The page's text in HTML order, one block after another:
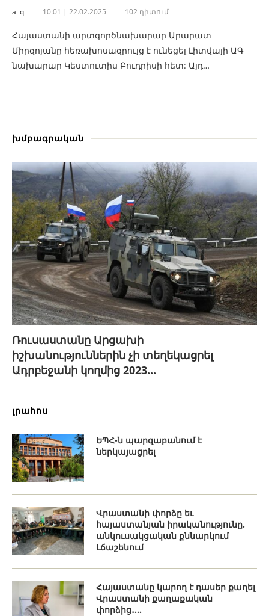
aliq 10:01 | 22.02.2025 102 դիտում
Հայաստանի արտգործնախարար Արարատ
Միրզոյանը հեռախոսազրույց է ունեցել Լիտվայի ԱԳ
նախարար Կեստուտիս Բուդրիսի հետ: Այդ…
խմբագրական
Ռուսաստանը Արցախի
իշխանություններին չի տեղեկացրել
Ադրբեջանի կողմից 2023...
լրահոս
ԵՊՀ-ն պարզաբանում է
ներկայացրել
Վրաստանի փորձը եւ
հայաստանյան իրականությունը.
անկուսակցական քննարկում
Լճաշենում
Հայաստանը կարող է դասեր քաղել
Վրաստանի քաղաքական
փորձից․...